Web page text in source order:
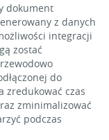
dokument
z danych
integracji
zostać
do
zredukować czas
zminimalizować
podczas